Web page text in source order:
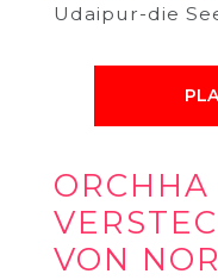
Udaipur-die
ORCHHA
VON